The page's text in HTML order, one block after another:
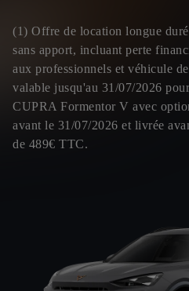
(1) Offre de location longue
sans apport, incluant perte
aux professionnels et véhicule
valable jusqu'au 31/07/2026
CUPRA Formentor V avec
avant le 31/07/2026 et livrée
de 489€ TTC.